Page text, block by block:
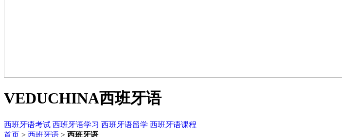
VEDUCHINA西班牙语
西班牙语考试 西班牙语学习 西班牙语留学 西班牙语课程
首页 > 西班牙语 > 西班牙语